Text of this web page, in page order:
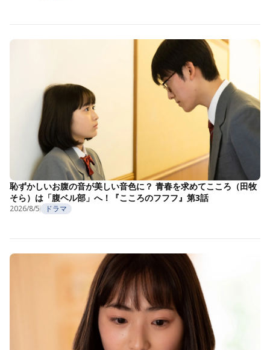
恥ずかしいお腹の音が美しい音色に？ 青春を求めてこころ（田牧
そら）は「腹ベル部」へ！『こころのフフフ』第3話
2026/8/5 ドラマ